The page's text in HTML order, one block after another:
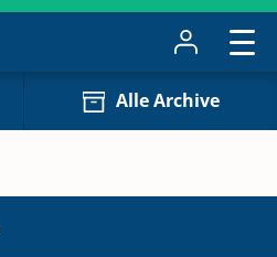
Alle Archive